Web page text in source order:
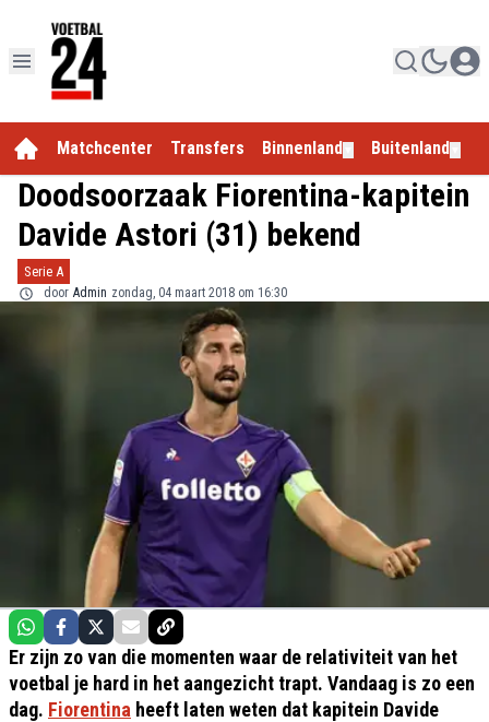
Matchcenter Transfers Binnenland Buitenland
Doodsoorzaak Fiorentina-kapitein
Davide Astori (31) bekend
Serie A
door Admin zondag, 04 maart 2018 om 16:30
Er zijn zo van die momenten waar de relativiteit van het
voetbal je hard in het aangezicht trapt. Vandaag is zo een
dag. Fiorentina heeft laten weten dat kapitein Davide